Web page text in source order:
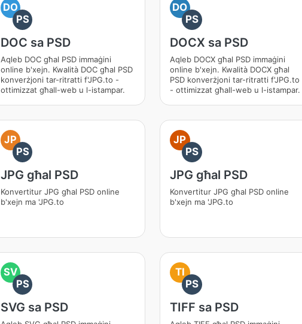
DO
PS
DOC sa PSD
Aqleb DOC għal PSD immaġini
online b'xejn. Kwalità DOC għal PSD
konverżjoni tar-ritratti f'JPG.to -
ottimizzat għall-web u l-istampar.
DO
PS
DOCX sa PSD
Aqleb DOCX għal PSD immaġini
online b'xejn. Kwalità DOCX għal
PSD konverżjoni tar-ritratti f'JPG.to
- ottimizzat għall-web u l-istampar.
JP
PS
JPG għal PSD
Konvertitur JPG għal PSD online
b'xejn ma 'JPG.to
JP
PS
JPG għal PSD
Konvertitur JPG għal PSD online
b'xejn ma 'JPG.to
SV
PS
SVG sa PSD
TI
PS
TIFF sa PSD